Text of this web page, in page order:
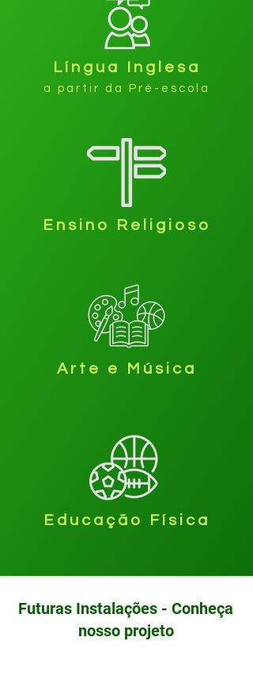
Língua Inglesa
a partir da Pré-escola
Ensino Religioso
Arte e Música
Educação Física
Futuras Instalações - Conheça
nosso projeto